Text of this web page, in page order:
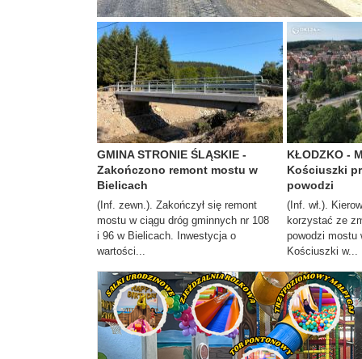
GMINA STRONIE ŚLĄSKIE -
Zakończono remont mostu w
Bielicach
(Inf. zewn.). Zakończył się remont
mostu w ciągu dróg gminnych nr 108
i 96 w Bielicach. Inwestycja o
wartości...
KŁODZKO -
Kościuszki
powodzi
(Inf. wł.).
korzystać ze
powodzi mostu
Kościuszki w...